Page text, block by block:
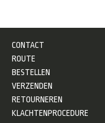
CONTACT
ROUTE
BESTELLEN
VERZENDEN
RETOURNEREN
KLACHTENPROCEDURE